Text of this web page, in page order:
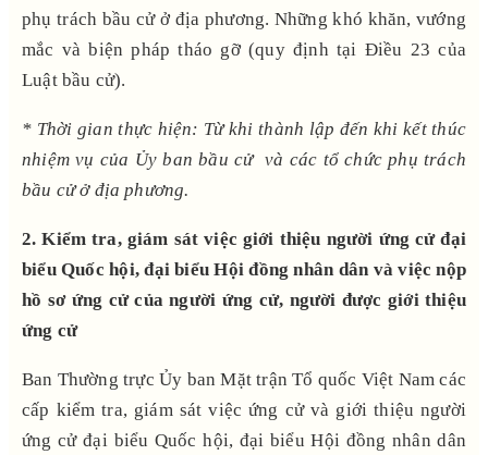
phụ trách bầu cử ở địa phương. Những khó khăn, vướng
mắc và biện pháp tháo gỡ (quy định tại Điều 23 của
Luật bầu cử).
* Thời gian thực hiện: Từ khi thành lập đến khi kết thúc
nhiệm vụ của Ủy ban bầu cử và các tổ chức phụ trách
bầu cử ở địa phương.
2. Kiểm tra, giám sát việc giới thiệu người ứng cử đại
biểu Quốc hội, đại biểu Hội đồng nhân dânvà việc nộp
hồ sơ ứng cử của người ứng cử, người được giới thiệu
ứng cử
Ban Thường trực Ủy ban Mặt trận Tổ quốc Việt Nam các
cấp kiểm tra, giám sát việc ứng cử và giới thiệu người
ứng cử đại biểu Quốc hội, đại biểu Hội đồng nhân dân